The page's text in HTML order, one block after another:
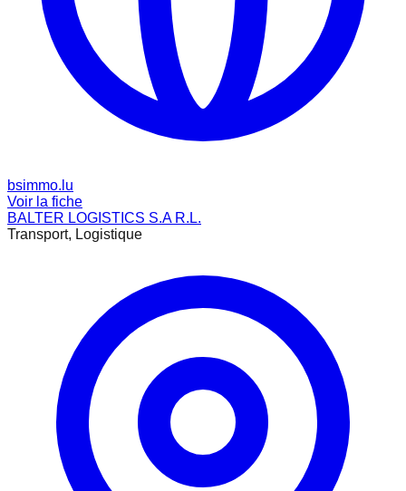
bsimmo.lu
Voir la fiche
BALTER LOGISTICS S.A R.L.
Transport, Logistique